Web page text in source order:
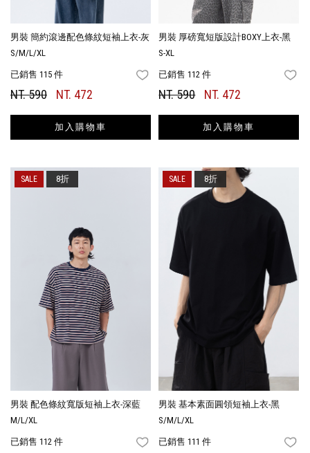
男裝 簡約滾邊配色條紋短袖上衣-灰
S/M/L/XL
已銷售 115 件 FAVORITES
NT. 590 NT. 472
加入購物車
男裝 厚磅寬短版設計BOXY上衣-黑
S-XL
已銷售 112 件
NT. 590 NT. 472
加入購物車
男裝 配色條紋寬版短袖上衣-深藍
M/L/XL
已銷售 112 件 FAVORITES
8折
男裝 基本素面圓領短袖上衣-黑
S/M/L/XL
已銷售 111 件
8折